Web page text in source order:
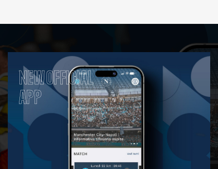
NEW OFFICIAL
APP